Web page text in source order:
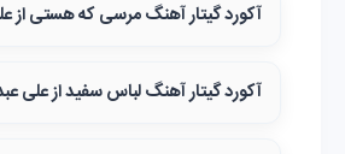
آکورد گیتار آهنگ مرسی که هستی از
آکورد گیتار آهنگ لباس سفید از علی